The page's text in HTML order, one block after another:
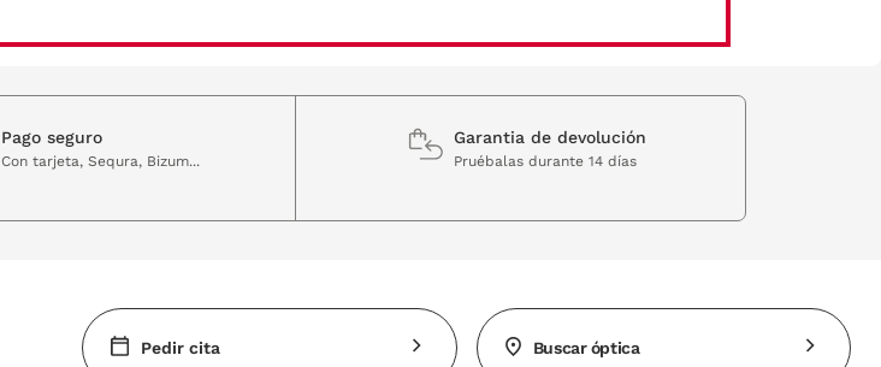
Pago seguro
Con tarjeta, Sequra, Bizum...
Garantia de devolución
Pruébalas durante 14 días
Pedir cita Buscar óptica